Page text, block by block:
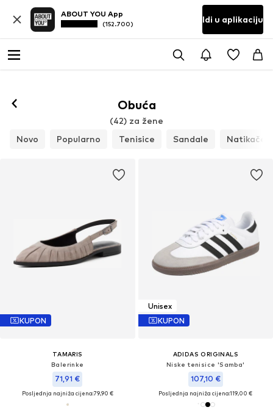
ABOUT YOU App
(152.700) Idi u aplikaciju
Obuća
(42) za žene
Novo
Popularno Tenisice Sandale Natikače
KUPON
TAMARIS
Balerinke
71,91 €
Posljednja najniža cijena:79,90 €
Unisex
KUPON
ADIDAS ORIGINALS
Niske tenisice 'Samba'
107,10 €
Posljednja najniža cijena:119,00 €